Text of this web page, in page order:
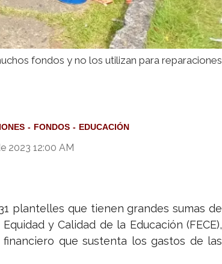
fondos y no los utilizan para reparaciones
FONDOS EDUCACIÓN
2023 12:00 AM
plantelles que tienen grandes sumas de
y Calidad de la Educación (FECE),
que sustenta los gastos de las